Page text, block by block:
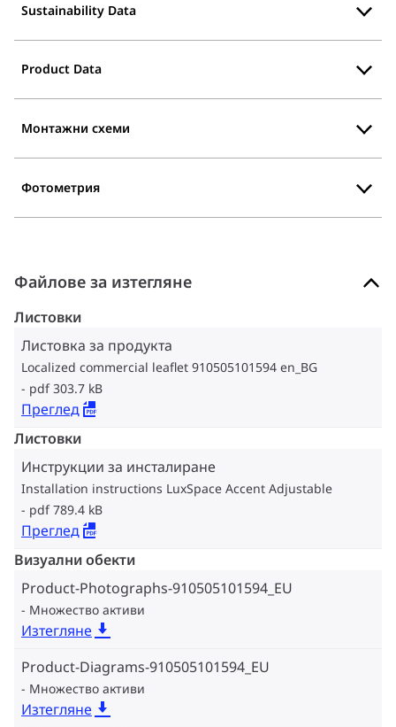
Sustainability Data
Product Data
Монтажни схеми
Фотометрия
Файлове за изтегляне
Листовки
Листовка за продукта
Localized commercial leaflet 910505101594 en_BG
pdf 303.7 kB
Преглед
Листовки
Инструкции за инсталиране
Installation instructions LuxSpace Accent Adjustable
pdf 789.4 kB
Преглед
Визуални обекти
Product-Photographs-910505101594_EU
Множество активи
Изтегляне
Product-Diagrams-910505101594_EU
Множество активи
Изтегляне